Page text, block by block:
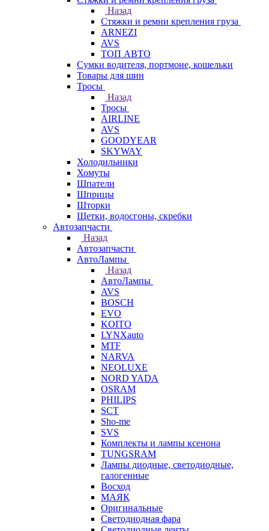
Назад
Стяжки и ремни крепления груза
ARNEZI
AVS
ТОП АВТО
Сумки водителя, портмоне, кошельки
Товары для шин
Тросы
Назад
Тросы
AIRLINE
AVS
GOODYEAR
SKYWAY
Холодильники
Хомуты
Шпатели
Шприцы
Шторки
Щетки, водосгоны, скребки
Автозапчасти
Назад
Автозапчасти
АвтоЛампы
Назад
АвтоЛампы
AVS
BOSCH
EVO
KOITO
LYNXauto
MTF
NARVA
NEOLUXE
NORD YADA
OSRAM
PHILIPS
SCT
Sho-me
SVS
Комплекты и лампы ксенона
TUNGSRAM
Лампы диодные, светодиодные,
галогенные
Восход
МАЯК
Оригинальные
Светодиодная фара